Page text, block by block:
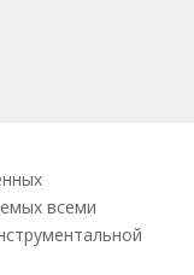
всеми